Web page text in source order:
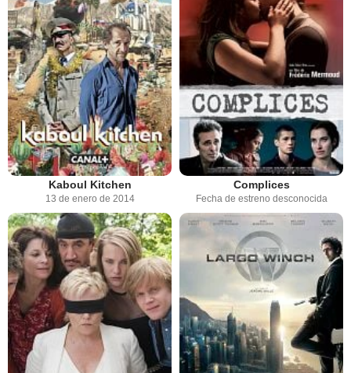
Kaboul Kitchen
13 de enero de 2014
Complices
Fecha de estreno desconocida